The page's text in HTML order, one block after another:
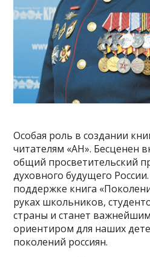
Особая роль в создании
читателям «АН». Бесценен
общий просветительский
духовного будущего
поддержке книга
руках школьников,
страны и станет
ориентиром для наших
поколений россиян.